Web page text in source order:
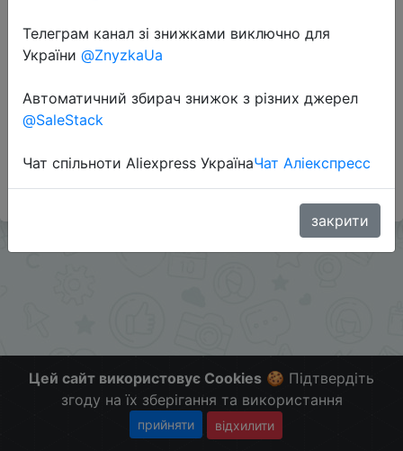
Больше скидок в телеграммt.me/ChinaGoodBuy
Цей сайт використовує Cookies 🍪 Підтвердіть
згоду на їх зберігання та використання
прийняти відхилити
Телеграм канал зі знижками виключно для
України @ZnyzkaUa
Автоматичний збирач знижок з різних джерел
@SaleStack
Чат спільноти Aliexpress УкраїнаЧат Аліекспресс
закрити